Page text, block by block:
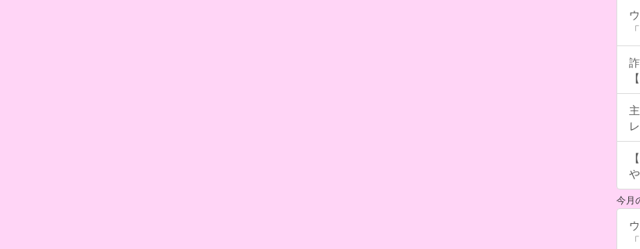
今月